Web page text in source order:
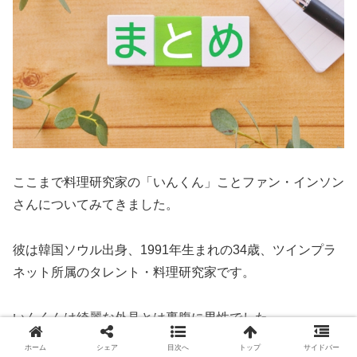
ここまで料理研究家の「いんくん」ことファン・インソン
さんについてみてきました。
彼は韓国ソウル出身、1991年生まれの34歳、ツインプラ
ネット所属のタレント・料理研究家です。
いんくんは綺麗な外見とは裏腹に男性でした。
ホーム シェア 目次へ トップ サイドバー